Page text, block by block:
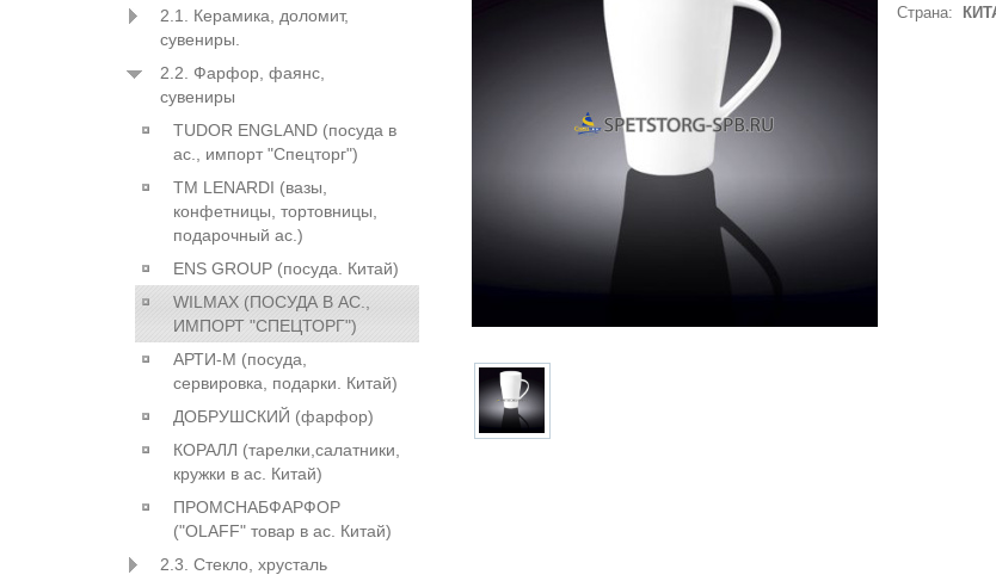
2.1. Керамика, доломит,
сувениры.
2.2. Фарфор, фаянс,
сувениры
TUDOR ENGLAND (посуда в
ас., импорт "Спецторг")
ТМ LENARDI (вазы,
конфетницы, тортовницы,
подарочный ас.)
ENS GROUP (посуда. Китай)
WILMAX (ПОСУДА В АС.,
ИМПОРТ "СПЕЦТОРГ")
АРТИ-М (посуда,
сервировка, подарки. Китай)
ДОБРУШСКИЙ (фарфор)
КОРАЛЛ (тарелки,салатники,
кружки в ас. Китай)
ПРОМСНАБФАРФОР
("OLAFF" товар в ас. Китай)
2.3. Стекло, хрусталь
Страна: